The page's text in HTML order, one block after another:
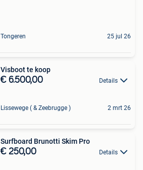
Tongeren 25 jul 26
Visboot te koop
€ 6.500,00 Details
Lissewege ( & Zeebrugge ) 2 mrt 26
Surfboard Brunotti Skim Pro
€ 250,00 Details